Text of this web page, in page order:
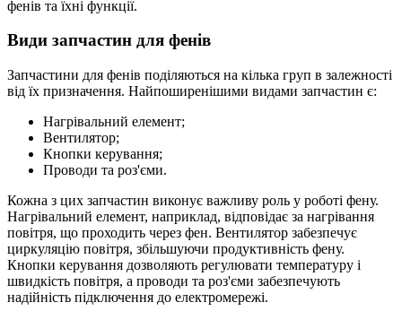
фенів та їхні функції.
Види запчастин для фенів
Запчастини для фенів поділяються на кілька груп в залежності
від їх призначення. Найпоширенішими видами запчастин є:
Нагрівальний елемент;
Вентилятор;
Кнопки керування;
Проводи та роз'єми.
Кожна з цих запчастин виконує важливу роль у роботі фену.
Нагрівальний елемент, наприклад, відповідає за нагрівання
повітря, що проходить через фен. Вентилятор забезпечує
циркуляцію повітря, збільшуючи продуктивність фену.
Кнопки керування дозволяють регулювати температуру і
швидкість повітря, а проводи та роз'єми забезпечують
надійність підключення до електромережі.